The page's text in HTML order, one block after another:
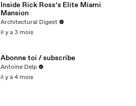
Inside Rick Ross’s Elite Miami
Mansion
Architectural Digest
il y a 3 mois
Abonne toi / subscribe
Antoine Delp
il y a 4 mois